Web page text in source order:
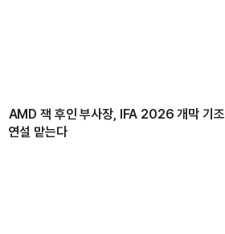
AMD 잭 후인 부사장, IFA 2026 개막 기조
연설 맡는다